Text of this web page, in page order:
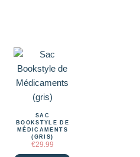
SAC
BOOKSTYLE DE
MÉDICAMENTS
(GRIS)
€29.99